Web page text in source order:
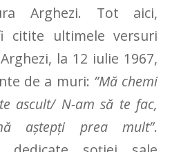
Arghezi. Tot aici,
citite ultimele versuri
la 12 iulie 1967,
de a muri: ”Mă chemi
ascult/ N-am să te fac,
aştepţi prea mult”.